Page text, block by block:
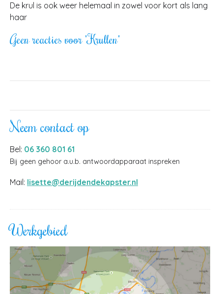
De krul is ook weer helemaal in zowel voor kort als lang
haar
Geen reacties voor "Krullen"
Neem contact op
Bel: 06 360 801 61
Bij geen gehoor a.u.b. antwoordapparaat inspreken
Mail: lisette@derijdendekapster.nl
Werkgebied